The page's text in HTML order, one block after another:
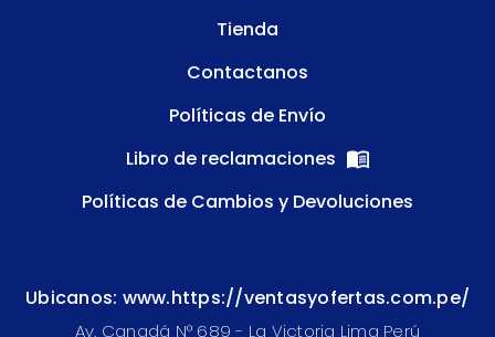
Tienda
Contactanos
Políticas de Envío
Libro de reclamaciones
Políticas de Cambios y Devoluciones
Ubicanos: www.https://ventasyofertas.com.pe/
Av. Canadá N° 689 - La Victoria Lima Perú